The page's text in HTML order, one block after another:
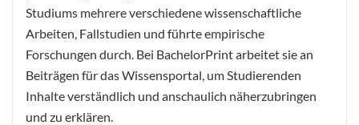
Studiums mehrere verschiedene wissenschaftliche
Arbeiten, Fallstudien und führte empirische
Forschungen durch. Bei BachelorPrint arbeitet sie an
Beiträgen für das Wissensportal, um Studierenden
Inhalte verständlich und anschaulich näherzubringen
und zu erklären.